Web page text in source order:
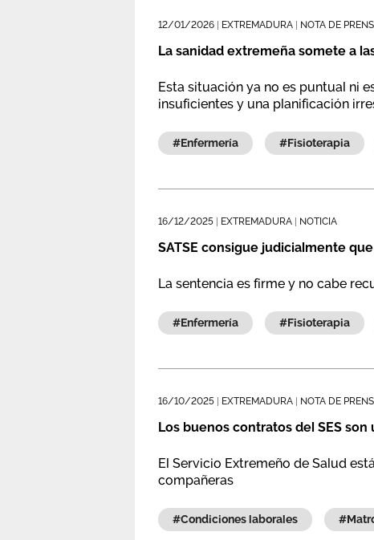
12/01/2026 EXTREMADURA NOTA DE
La sanidad extremeña somete a
Esta situación ya no es puntual ni
insuficientes y una planificación
#enfermería #fisioterapia
16/12/2025 EXTREMADURA NOTICIA
SATSE consigue judicialmente
La sentencia es firme y no cabe
#enfermería #fisioterapia
16/10/2025 EXTREMADURA NOTA DE
Los buenos contratos del SES
El Servicio Extremeño de Salud
compañeras
#condiciones laborales